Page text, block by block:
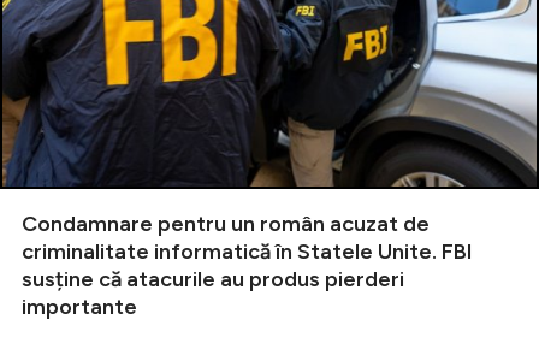
Condamnare pentru un român acuzat de
criminalitate informatică în Statele Unite. FBI
susține că atacurile au produs pierderi
importante